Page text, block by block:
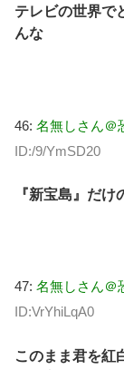
テレビの世界で
んな
46: 名無しさん＠
ID:/9/YmSD20
『新宝島』だけ
47: 名無しさん＠
ID:VrYhiLqA0
このまま君を紅